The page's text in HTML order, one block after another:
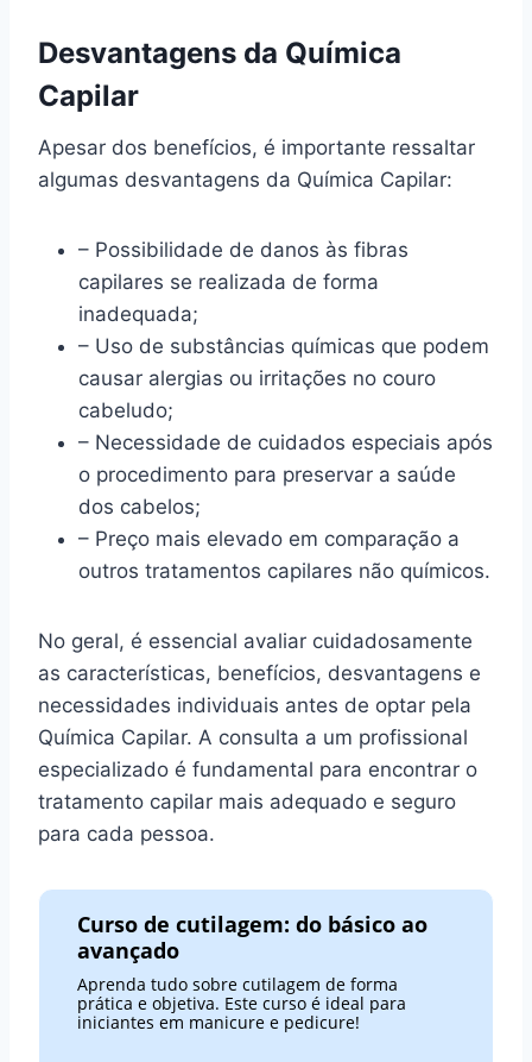
Desvantagens da Química
Capilar
Apesar dos benefícios, é importante ressaltar
algumas desvantagens da Química Capilar:
– Possibilidade de danos às fibras
capilares se realizada de forma
inadequada;
– Uso de substâncias químicas que podem
causar alergias ou irritações no couro
cabeludo;
– Necessidade de cuidados especiais após
o procedimento para preservar a saúde
dos cabelos;
– Preço mais elevado em comparação a
outros tratamentos capilares não químicos.
No geral, é essencial avaliar cuidadosamente
as características, benefícios, desvantagens e
necessidades individuais antes de optar pela
Química Capilar. A consulta a um profissional
especializado é fundamental para encontrar o
tratamento capilar mais adequado e seguro
para cada pessoa.
Curso de cutilagem: do básico ao
avançado
Aprenda tudo sobre cutilagem de forma
prática e objetiva. Este curso é ideal para
iniciantes em manicure e pedicure!